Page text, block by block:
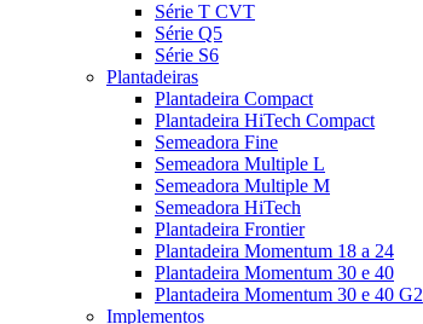
Série T CVT
Série Q5
Série S6
Plantadeiras
Plantadeira Compact
Plantadeira HiTech Compact
Semeadora Fine
Semeadora Multiple L
Semeadora Multiple M
Semeadora HiTech
Plantadeira Frontier
Plantadeira Momentum 18 a 24
Plantadeira Momentum 30 e 40
Plantadeira Momentum 30 e 40 G2
Implementos